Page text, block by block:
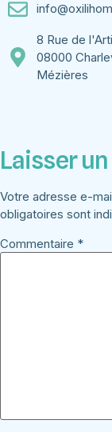
8 Rue de
08000
Mézières
Laisser
Votre adresse e-
obligatoires sont
Commentaire *